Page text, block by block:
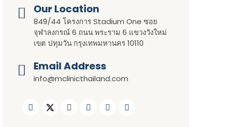
Our Location​​
849/44 โครงการ Stadium One ซอย
จุฬาลงกรณ์ 6 ถนน พระราม 6 แขวงวังใหม่
เขต ปทุมวัน กรุงเทพมหานคร 10110
Email Address
info@mclinicthailand.com